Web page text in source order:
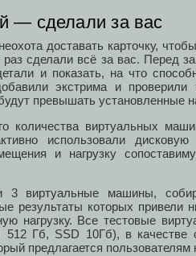
— сделали за вас
доставать карточку,
сделали всё за вас. Перед
и показать, на что
экстрима и проверили
превышать установленные
количества виртуальных
использовали
и нагрузку
3 виртуальные машины,
результаты которых привели
нагрузку. Все тестовые
Гб, SSD 10Гб), в качестве
предлагается пользователям